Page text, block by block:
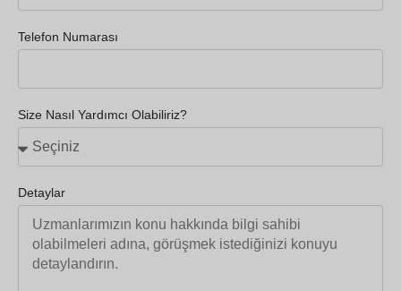
Telefon Numarası
Size Nasıl Yardımcı Olabiliriz?
Detaylar